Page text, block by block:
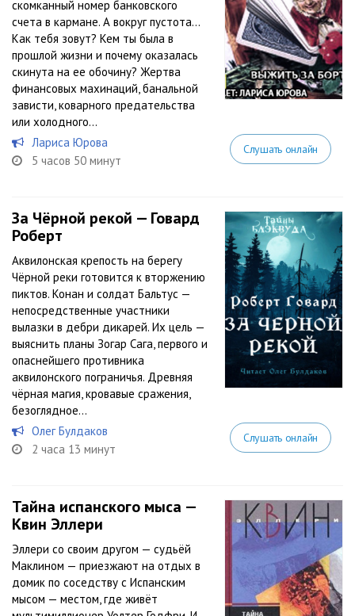
скомканный номер банковского
счета в кармане. А вокруг пустота…
Как тебя зовут? Кем ты была в
прошлой жизни и почему оказалась
скинута на ее обочину? Жертва
финансовых махинаций, банальной
зависти, коварного предательства
или холодного...
Лариса Юрова
5 часов 50 минут
Слушать онлайн
За Чёрной рекой — Говард
Роберт
Аквилонская крепость на берегу
Чёрной реки готовится к вторжению
пиктов. Конан и солдат Бальтус —
непосредственные участники
вылазки в дебри дикарей. Их цель —
выяснить планы Зогар Сага, первого и
опаснейшего противника
аквилонского пограничья. Древняя
чёрная магия, кровавые сражения,
безоглядное...
Олег Булдаков
2 часа 13 минут
Слушать онлайн
Тайна испанского мыса —
Квин Эллери
Эллери со своим другом — судьёй
Маклином — приезжают на отдых в
домик по соседству с Испанским
мысом — местом, где живёт